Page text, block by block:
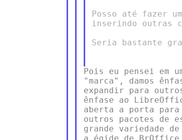
Posso até fazer
inserindo outras
Seria bastante
Pois eu pensei em
"marca", damos
expandir para
ênfase ao
aberta a porta
outros pacotes de
grande variedade